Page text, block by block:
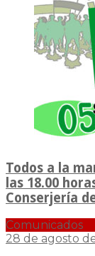
Todos a la
las 18.00
Conserjería
Comunicados
28 de agosto